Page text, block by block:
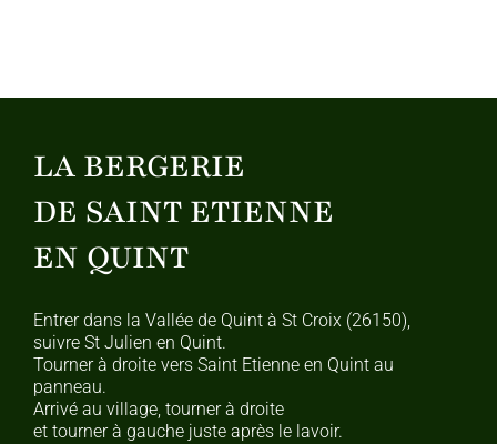
LA BERGERIE
DE SAINT ETIENNE
EN QUINT
Entrer dans la Vallée de Quint à St Croix (26150),
suivre St Julien en Quint.
Tourner à droite vers Saint Etienne en Quint au
panneau.
Arrivé au village, tourner à droite
et tourner à gauche juste après le lavoir.